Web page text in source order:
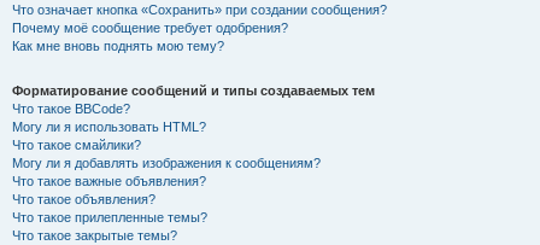
Что означает кнопка «Сохранить» при создании сообщения?
Почему моё сообщение требует одобрения?
Как мне вновь поднять мою тему?
Форматирование сообщений и типы создаваемых тем
Что такое BBCode?
Могу ли я использовать HTML?
Что такое смайлики?
Могу ли я добавлять изображения к сообщениям?
Что такое важные объявления?
Что такое объявления?
Что такое прилепленные темы?
Что такое закрытые темы?